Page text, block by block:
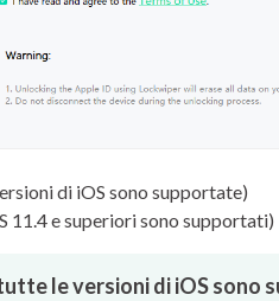
di iOS sono supportate)
11.4 e superiori sono supportati)
le versioni di iOS sono